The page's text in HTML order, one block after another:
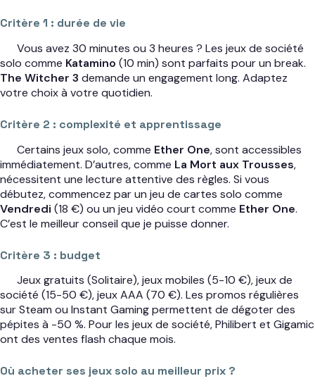
Critère 1 : durée de vie
Vous avez 30 minutes ou 3 heures ? Les jeux de société
solo comme Katamino (10 min) sont parfaits pour un break.
The Witcher 3 demande un engagement long. Adaptez
votre choix à votre quotidien.
Critère 2 : complexité et apprentissage
Certains jeux solo, comme Ether One, sont accessibles
immédiatement. D’autres, comme La Mort aux Trousses,
nécessitent une lecture attentive des règles. Si vous
débutez, commencez par un jeu de cartes solo comme
Vendredi (18 €) ou un jeu vidéo court comme Ether One.
C’est le meilleur conseil que je puisse donner.
Critère 3 : budget
Jeux gratuits (Solitaire), jeux mobiles (5-10 €), jeux de
société (15-50 €), jeux AAA (70 €). Les promos régulières
sur Steam ou Instant Gaming permettent de dégoter des
pépites à -50 %. Pour les jeux de société, Philibert et Gigamic
ont des ventes flash chaque mois.
Où acheter ses jeux solo au meilleur prix ?